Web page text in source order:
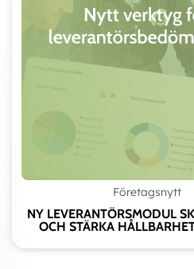
TRYCK ≤400 bar
HASTIGHET
≤0,5 m/s
Företagsnytt
NY LEVERANTÖRSMODUL
OCH STÄRKA